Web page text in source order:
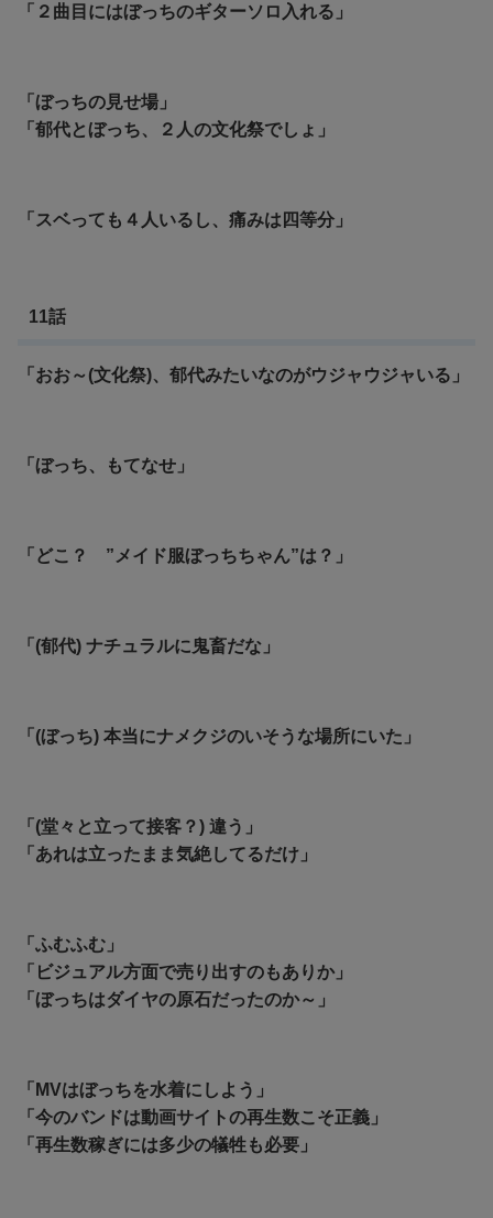
「２曲目にはぼっちのギターソロ入れる」
「ぼっちの見せ場」
「郁代とぼっち、２人の文化祭でしょ」
「スベっても４人いるし、痛みは四等分」
11話
「おお～(文化祭)、郁代みたいなのがウジャウジャいる」
「ぼっち、もてなせ」
「どこ？ ”メイド服ぼっちちゃん”は？」
「(郁代) ナチュラルに鬼畜だな」
「(ぼっち) 本当にナメクジのいそうな場所にいた」
「(堂々と立って接客？) 違う」
「あれは立ったまま気絶してるだけ」
「ふむふむ」
「ビジュアル方面で売り出すのもありか」
「ぼっちはダイヤの原石だったのか～」
「MVはぼっちを水着にしよう」
「今のバンドは動画サイトの再生数こそ正義」
「再生数稼ぎには多少の犠牲も必要」